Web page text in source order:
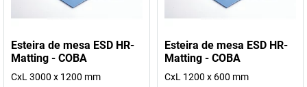
Esteira de mesa ESD HR-
Matting - COBA
CxL 3000 x 1200 mm
Esteira de mesa ESD HR-
Matting - COBA
CxL 1200 x 600 mm